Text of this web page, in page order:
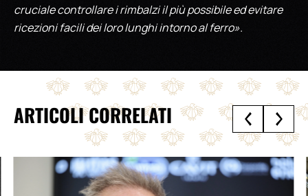
cruciale controllare i rimbalzi il più possibile ed evitare
ricezioni facili dei loro lunghi intorno al ferro».
ARTICOLI CORRELATI